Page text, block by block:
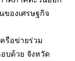
ของเศรษฐกิจ
รือข่ายร่วม
บด้วย จังหวัด